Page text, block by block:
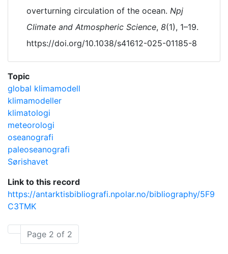
overturning circulation of the ocean. Npj
Climate and Atmospheric Science, 8(1), 1–19.
https://doi.org/10.1038/s41612-025-01185-8
Topic
global klimamodell
klimamodeller
klimatologi
meteorologi
oseanografi
paleoseanografi
Sørishavet
Link to this record
https://antarktisbibliografi.npolar.no/bibliography/5F9
C3TMK
Page 2 of 2